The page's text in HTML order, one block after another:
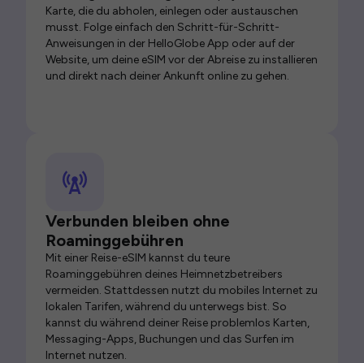
Karte, die du abholen, einlegen oder austauschen
musst. Folge einfach den Schritt-für-Schritt-
Anweisungen in der HelloGlobe App oder auf der
Website, um deine eSIM vor der Abreise zu installieren
und direkt nach deiner Ankunft online zu gehen.
Verbunden bleiben ohne
Roaminggebühren
Mit einer Reise-eSIM kannst du teure
Roaminggebühren deines Heimnetzbetreibers
vermeiden. Stattdessen nutzt du mobiles Internet zu
lokalen Tarifen, während du unterwegs bist. So
kannst du während deiner Reise problemlos Karten,
Messaging-Apps, Buchungen und das Surfen im
Internet nutzen.